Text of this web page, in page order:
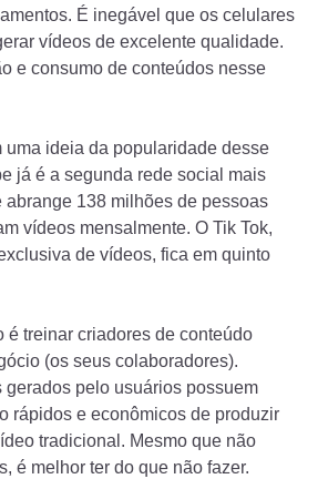
É inegável que os celulares
vídeos de excelente qualidade.
e consumo de conteúdos nesse
uma ideia da popularidade desse
já é a segunda rede social mais
abrange 138 milhões de pessoas
vídeos mensalmente. O Tik Tok,
de vídeos, fica em quinto
é treinar criadores de conteúdo
(os seus colaboradores).
gerados pelo usuários possuem
rápidos e econômicos de produzir
tradicional. Mesmo que não
é melhor ter do que não fazer.